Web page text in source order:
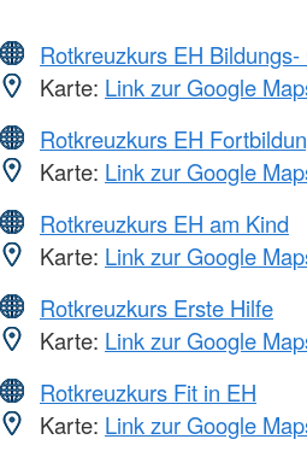
Rotkreuzkurs EH
Karte: Link zur Google
Rotkreuzkurs EH
Karte: Link zur Google
Rotkreuzkurs EH am Kind
Karte: Link zur Google
Rotkreuzkurs Erste Hilfe
Karte: Link zur Google
Rotkreuzkurs Fit in EH
Karte: Link zur Google